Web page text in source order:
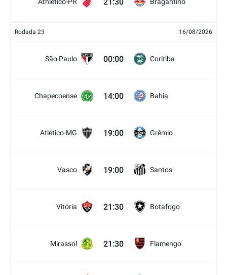
Athletico-PR Bragantino
Rodada 23 16/08/2026
São Paulo 00:00 Coritiba
Chapecoense 14:00 Bahia
Atlético-MG 19:00 Grêmio
Vasco 19:00 Santos
Vitória 21:30 Botafogo
Mirassol 21:30 Flamengo